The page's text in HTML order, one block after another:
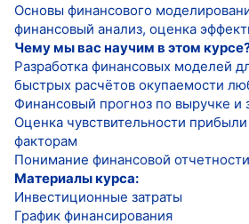
Основы финансового
финансовый анализ, оценка
Чему мы вас научим в этом
Разработка финансовых моделей
быстрых расчётов окупаемости
Финансовый прогноз по выручке и
Оценка чувствительности
факторам
Понимание финансовой
Материалы курса:
Инвестиционные затраты
График финансирования